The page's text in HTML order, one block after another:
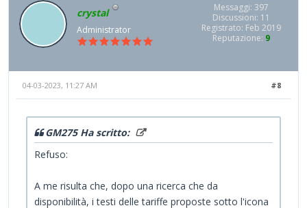
crystal
Administrator
Messaggi: 397
Discussioni: 11
Registrato: Feb 2019
Reputazione: 9
#8
04-03-2023, 11:27 AM
GM275 Ha scritto:
Refuso:
A me risulta che, dopo una ricerca che da
disponibilità, i testi delle tariffe proposte sotto l'icona